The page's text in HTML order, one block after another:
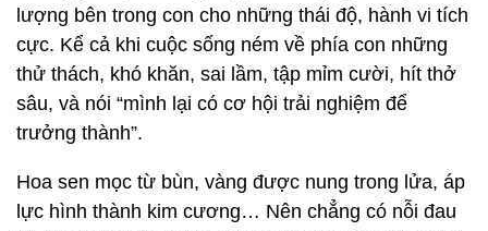
lượng bên trong con cho những thái độ, hành vi tích
cực. Kể cả khi cuộc sống ném về phía con những
thử thách, khó khăn, sai lầm, tập mỉm cười, hít thở
sâu, và nói “mình lại có cơ hội trải nghiệm để
trưởng thành”.
Hoa sen mọc từ bùn, vàng được nung trong lửa, áp
lực hình thành kim cương… Nên chẳng có nỗi đau